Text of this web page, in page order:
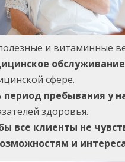
и витаминные
сфере.
период пребывания у
здоровья.
все клиенты не
и